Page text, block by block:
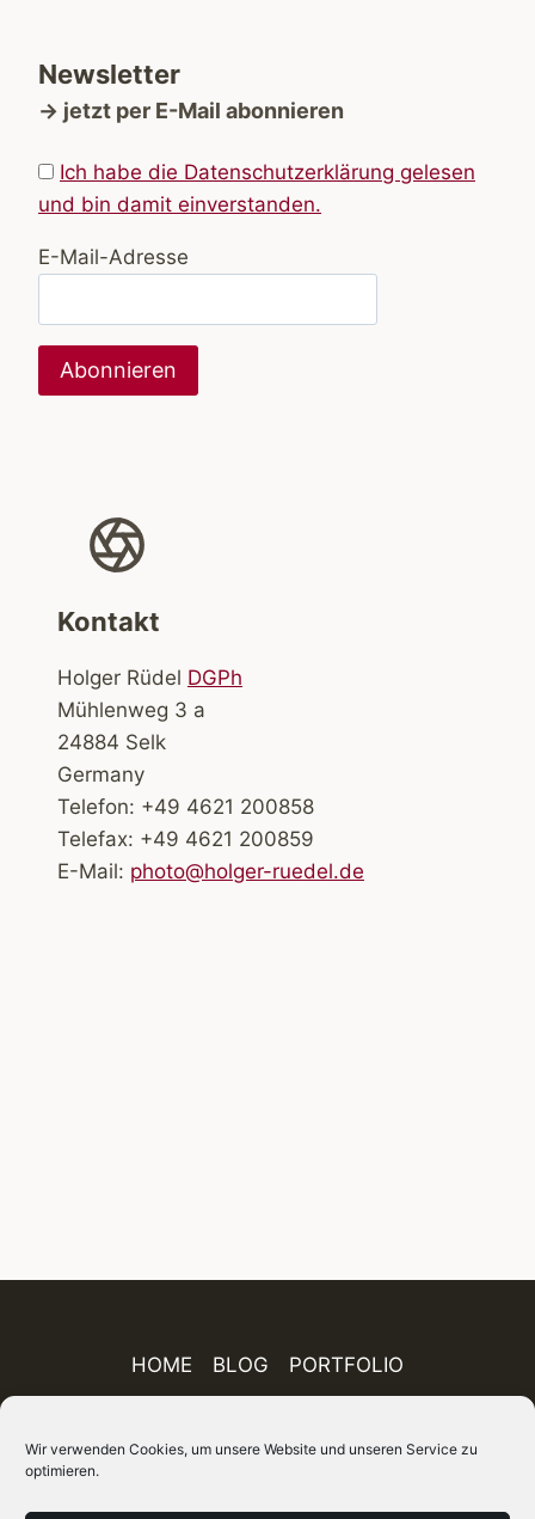
Wir verwenden Cookies, um unsere Website und unseren Service zu
optimieren.
Newsletter
→ jetzt per E-Mail abonnieren
Ich habe die Datenschutzerklärung gelesen
und bin damit einverstanden.
E-Mail-Adresse
Kontakt
Holger Rüdel DGPh
Mühlenweg 3 a
24884 Selk
Germany
Telefon: +49 4621 200858
Telefax: +49 4621 200859
E-Mail: photo@holger-ruedel.de
HOME BLOG PORTFOLIO
ÜBER MICH